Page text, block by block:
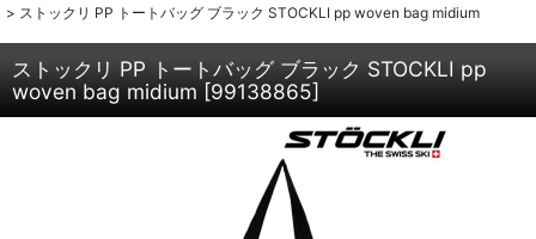
> ストックリ PP トートバッグ ブラック STOCKLI pp woven bag midium
ストックリ PP トートバッグ ブラック STOCKLI pp
woven bag midium [99138865]